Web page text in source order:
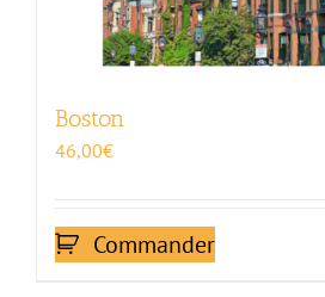
Boston
46,00€
Commander